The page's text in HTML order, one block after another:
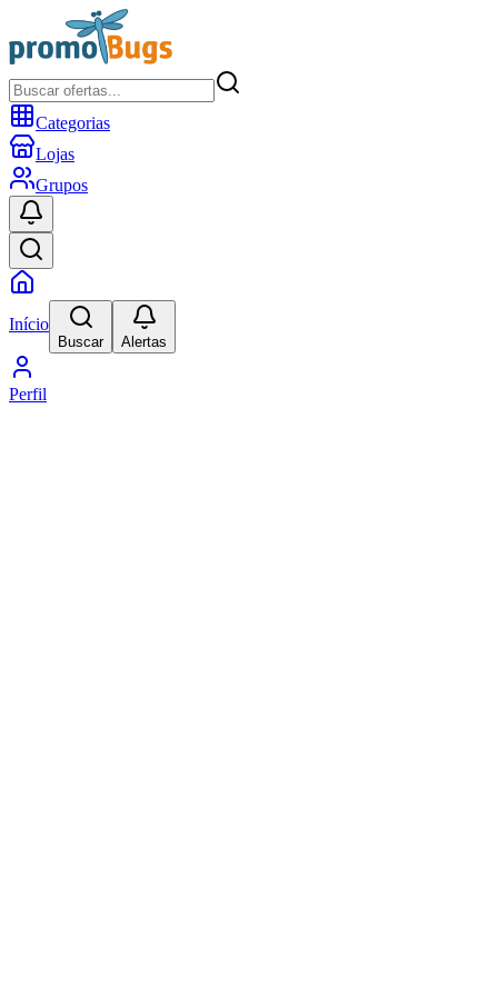
Categorias
Lojas
Grupos
Início
Buscar Alertas
Perfil